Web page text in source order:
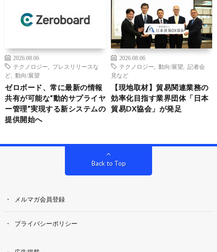
2026.08.06
テクノロジー
プレスリリースな
ど
動向/展望
ゼロボード、常に最新の情報
共有が可能な“動的サプライヤ
ー管理”実現する新システムの
提供開始へ
2026.08.06
テクノロジー
動向/展望
記者会
見など
【現地取材】貿易関連業務の
効率化目指す業界団体「日本
貿易DX協会」が発足
Back to Top
メルマガ会員登録
プライバシーポリシー